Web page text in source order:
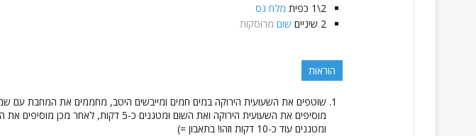
2\1
כפית מלח גס
2 שיניים שום מרוסקות
הוראות
שוטפים את השעועית הירוקה במים חמים ומייבשים היטב, מחממים את המחבת עם
מוסיפים את השעועית הירוקה ואת השום ומטגנים כ-5 דקות, לאחר
ומטגנים עוד כ-10 דקות וזהו! בתאבון =)